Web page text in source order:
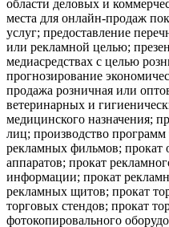
области деловых и
места для онлайн-продаж
услуг; предоставление
или рекламной целью;
медиасредствах с целью
прогнозирование
продажа розничная или
ветеринарных и
медицинского назначения;
лиц; производство программ
рекламных фильмов; прокат
аппаратов; прокат
информации; прокат
рекламных щитов; прокат
торговых стендов; прокат
фотокопировального